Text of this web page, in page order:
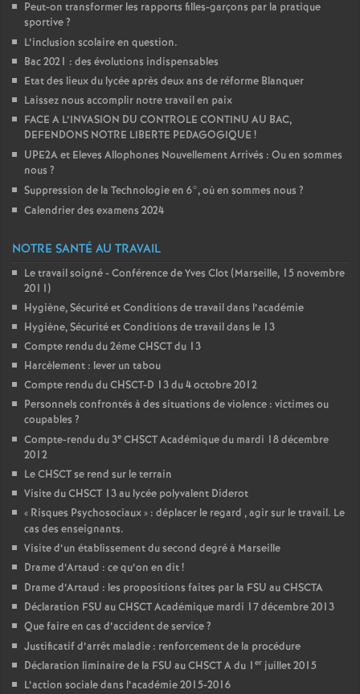
Peut-on transformer les rapports filles-garçons par la pratique
sportive?
L’inclusion scolaire en question.
Bac 2021 : des évolutions indispensables
Etat des lieux du lycée après deux ans de réforme Blanquer
Laissez nous accomplir notre travail en paix
FACE A L’INVASION DU CONTROLE CONTINU AU BAC,
DEFENDONS NOTRE LIBERTE PEDAGOGIQUE !
UPE2A et Eleves Allophones Nouvellement Arrivés : Ou en sommes
nous ?
Suppression de la Technologie en 6°, où en sommes nous ?
Calendrier des examens 2024
NOTRE SANTÉ AU TRAVAIL
Le travail soigné - Conférence de Yves Clot (Marseille, 15 novembre
2011)
Hygiène, Sécurité et Conditions de travail dans l’académie
Hygiène, Sécurité et Conditions de travail dans le 13
Compte rendu du 2éme CHSCT du 13
Harcèlement : lever un tabou
Compte rendu du CHSCT-D 13 du 4 octobre 2012
Personnels confrontés à des situations de violence : victimes ou
coupables ?
Compte-rendu du 3e CHSCT Académique du mardi 18 décembre
2012
Le CHSCT se rend sur le terrain
Visite du CHSCT 13 au lycée polyvalent Diderot
« Risques Psychosociaux» : déplacer le regard , agir sur le travail. Le
cas des enseignants.
Visite d’un établissement du second degré à Marseille
Drame d’Artaud : ce qu’on en dit!
Drame d’Artaud : les propositions faites par la FSU au CHSCTA
Déclaration FSU au CHSCT Académique mardi 17 décembre 2013
Que faire en cas d’accident de service?
Justificatif d’arrêt maladie : renforcement de la procédure
Déclaration liminaire de la FSU au CHSCT A du 1 er juillet 2015
L’action sociale dans l’académie 2015-2016